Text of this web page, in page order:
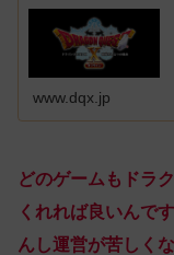
www.dqx.jp
どのゲームもドラ
くれれば良いんで
んし運営が苦しく